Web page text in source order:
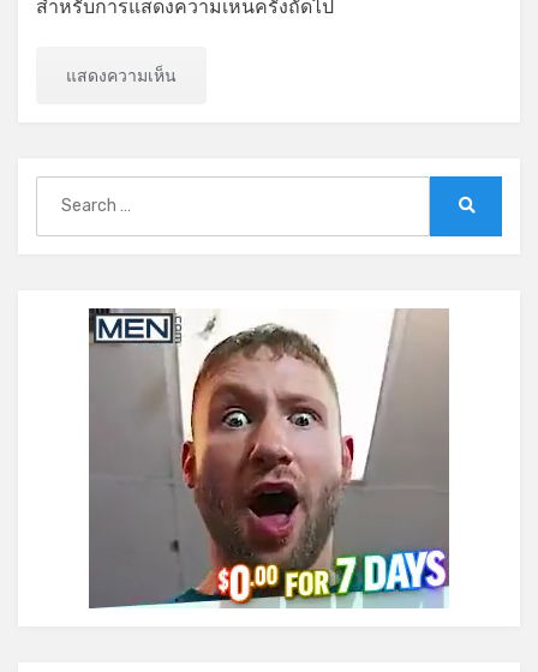
สำหรับการแสดงความเห็นครั้งถัดไป
for: